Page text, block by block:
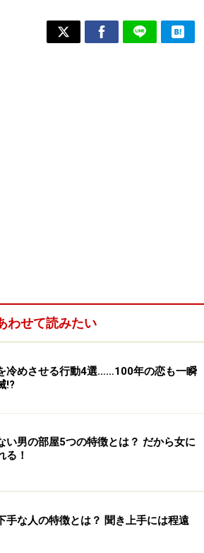
わせて読みたい
冷めさせる行動4選……100年の恋も一瞬
!?
い男の部屋5つの特徴とは？ だから女に
る！
手な人の特徴とは？ 聞き上手には程遠